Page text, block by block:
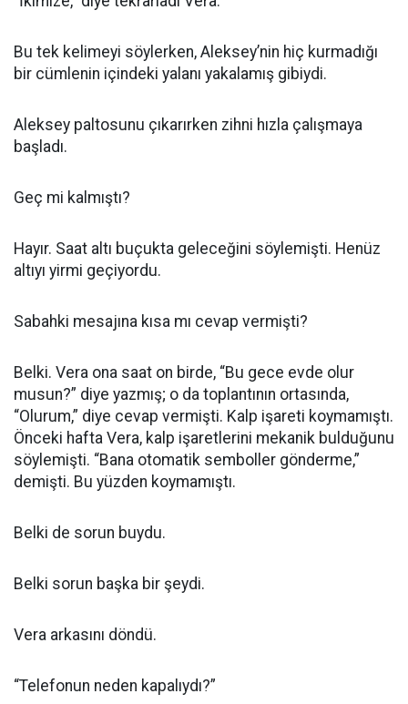
Bu tek kelimeyi söylerken, Aleksey’nin hiç kurmadığı
bir cümlenin içindeki yalanı yakalamış gibiydi.
Aleksey paltosunu çıkarırken zihni hızla çalışmaya
başladı.
Geç mi kalmıştı?
Hayır. Saat altı buçukta geleceğini söylemişti. Henüz
altıyı yirmi geçiyordu.
Sabahki mesajına kısa mı cevap vermişti?
Belki. Vera ona saat on birde, “Bu gece evde olur
musun?” diye yazmış; o da toplantının ortasında,
“Olurum,” diye cevap vermişti. Kalp işareti koymamıştı.
Önceki hafta Vera, kalp işaretlerini mekanik bulduğunu
söylemişti. “Bana otomatik semboller gönderme,”
demişti. Bu yüzden koymamıştı.
Belki de sorun buydu.
Belki sorun başka bir şeydi.
Vera arkasını döndü.
“Telefonun neden kapalıydı?”